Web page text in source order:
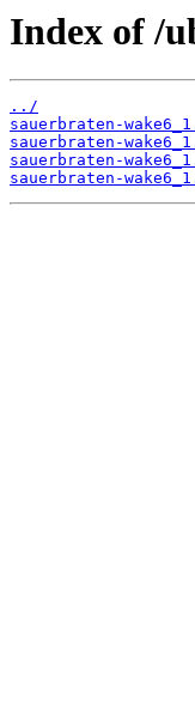
Index of /
../
sauerbraten-
sauerbraten-
sauerbraten-
sauerbraten-